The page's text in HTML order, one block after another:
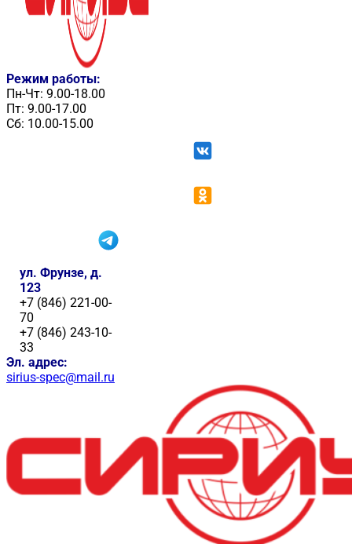
Режим работы:
Пн-Чт: 9.00-18.00
Пт: 9.00-17.00
Сб: 10.00-15.00
ул. Фрунзе, д.
123
+7 (846) 221-00-
70
+7 (846) 243-10-
33
Эл. адрес:
sirius-spec@mail.ru